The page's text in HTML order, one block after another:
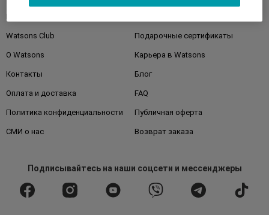
Watsons Club Подарочные сертификаты
О Watsons Карьера в Watsons
Контакты Блог
Оплата и доставка FAQ
Политика конфиденциальности Публичная оферта
СМИ о нас Возврат заказа
Подписывайтесьна наши соцсети и мессенджеры